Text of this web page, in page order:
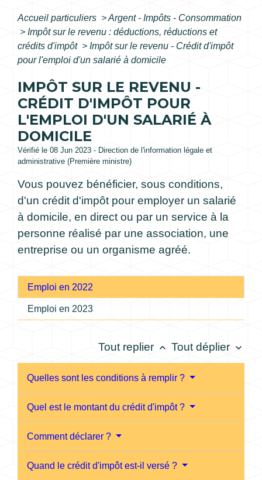
Accueil particuliers >Argent - Impôts - Consommation
> Impôt sur le revenu : déductions, réductions et
crédits d'impôt > Impôt sur le revenu - Crédit d'impôt
pour l'emploi d'un salarié à domicile
IMPÔT SUR LE REVENU -
CRÉDIT D'IMPÔT POUR
L'EMPLOI D'UN SALARIÉ À
DOMICILE
Vérifié le 08 Jun 2023 - Direction de l'information légale et
administrative (Première ministre)
Vous pouvez bénéficier, sous conditions,
d'un crédit d'impôt pour employer un salarié
à domicile, en direct ou par un service à la
personne réalisé par une association, une
entreprise ou un organisme agréé.
Emploi en 2022
Emploi en 2023
Tout replier keyboard_arrow_up Tout déplier keyboard_arrow_down
Quelles sont les conditions à remplir ?
Quel est le montant du crédit d'impôt ?
Comment déclarer ?
Quand le crédit d'impôt est-il versé ?